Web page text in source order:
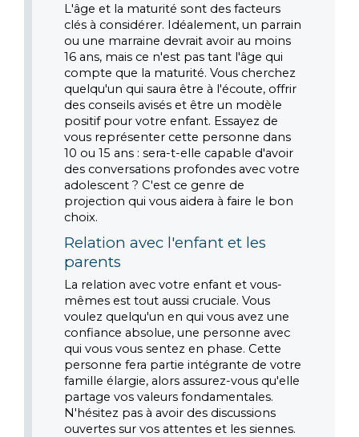
L'âge et la maturité sont des facteurs
clés à considérer. Idéalement, un parrain
ou une marraine devrait avoir au moins
16 ans, mais ce n'est pas tant l'âge qui
compte que la maturité. Vous cherchez
quelqu'un qui saura être à l'écoute, offrir
des conseils avisés et être un modèle
positif pour votre enfant. Essayez de
vous représenter cette personne dans
10 ou 15 ans : sera-t-elle capable d'avoir
des conversations profondes avec votre
adolescent ? C'est ce genre de
projection qui vous aidera à faire le bon
choix.
Relation avec l'enfant et les
parents
La relation avec votre enfant et vous-
mêmes est tout aussi cruciale. Vous
voulez quelqu'un en qui vous avez une
confiance absolue, une personne avec
qui vous vous sentez en phase. Cette
personne fera partie intégrante de votre
famille élargie, alors assurez-vous qu'elle
partage vos valeurs fondamentales.
N'hésitez pas à avoir des discussions
ouvertes sur vos attentes et les siennes.